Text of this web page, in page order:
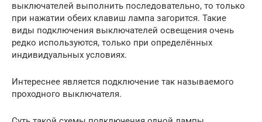
выключателей выполнить последовательно, то только
при нажатии обеих клавиш лампа загорится. Такие
виды подключения выключателей освещения очень
редко используются, только при определённых
индивидуальных условиях.
Интереснее является подключение так называемого
проходного выключателя.